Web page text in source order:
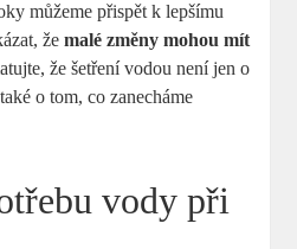
můžeme přispět k lepšímu
žemalé změny mohou mít
že šetření vodou není jen o
o tom, co zanecháme
vody při